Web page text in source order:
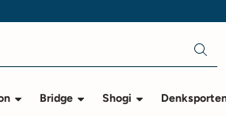
Bridge Shogi